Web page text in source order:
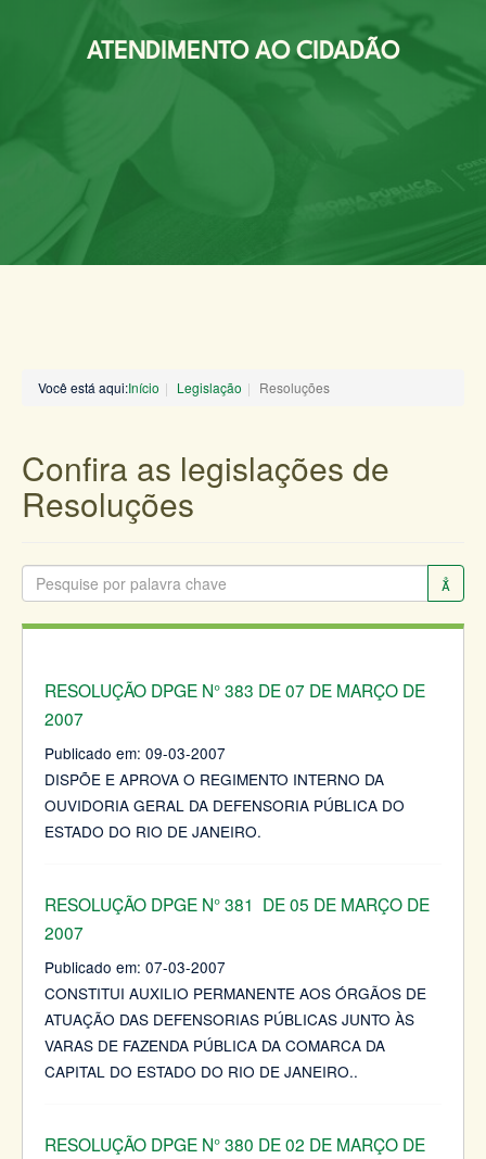
ATENDIMENTO AO CIDADÃO
Você está aqui:Início Legislação Resoluções
Confira as legislações de
Resoluções
RESOLUÇÃO DPGE N° 383 DE 07 DE MARÇO DE
2007
Publicado em: 09-03-2007
DISPÕE E APROVA O REGIMENTO INTERNO DA
OUVIDORIA GERAL DA DEFENSORIA PÚBLICA DO
ESTADO DO RIO DE JANEIRO.
RESOLUÇÃO DPGE N° 381 DE 05 DE MARÇO DE
2007
Publicado em: 07-03-2007
CONSTITUI AUXILIO PERMANENTE AOS ÓRGÃOS DE
ATUAÇÃO DAS DEFENSORIAS PÚBLICAS JUNTO ÀS
VARAS DE FAZENDA PÚBLICA DA COMARCA DA
CAPITAL DO ESTADO DO RIO DE JANEIRO..
RESOLUÇÃO DPGE N° 380 DE 02 DE MARÇO DE